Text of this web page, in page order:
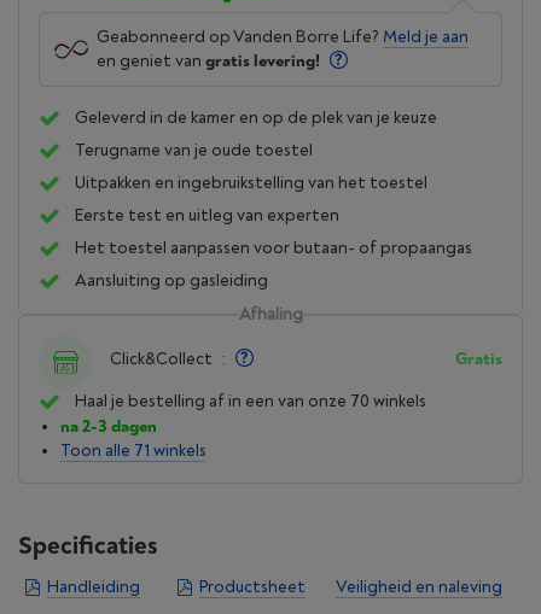
Geabonneerd op Vanden Borre Life? Meld je aan
en geniet van gratis levering!
Geleverd in de kamer en op de plek van je keuze
Terugname van je oude toestel
Uitpakken en ingebruikstelling van het toestel
Eerste test en uitleg van experten
Het toestel aanpassen voor butaan- of propaangas
Aansluiting op gasleiding
Afhaling
Click&Collect : Gratis
Haal je bestelling af in een van onze 70 winkels
na 2-3 dagen
Toon alle 71 winkels
Specificaties
Handleiding Productsheet Veiligheid en naleving